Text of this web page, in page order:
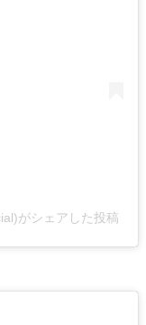
がシェアした投稿